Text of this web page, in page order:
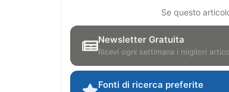
Se questo
Newsletter Gratuita
Ricevi ogni settimana i migliori
Fonti di ricerca preferite